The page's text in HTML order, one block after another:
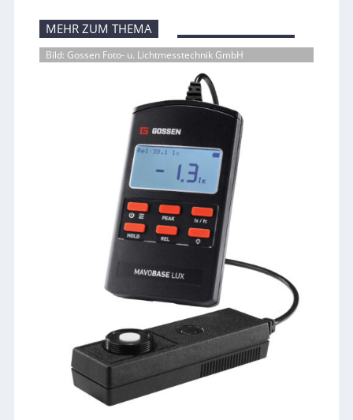
MEHR ZUM THEMA
Bild: Gossen Foto- u. Lichtmesstechnik GmbH